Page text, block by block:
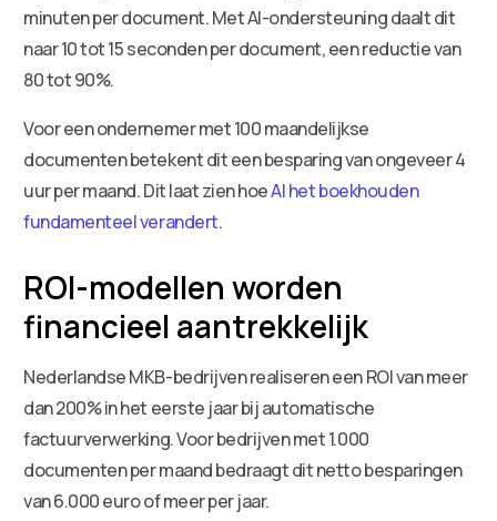
minuten per document. Met AI-ondersteuning daalt dit
naar 10 tot 15 seconden per document, een reductie van
80 tot 90%.
Voor een ondernemer met 100 maandelijkse
documenten betekent dit een besparing van ongeveer 4
uur per maand. Dit laat zien hoeAI het boekhouden
fundamenteel verandert.
ROI-modellen worden
financieel aantrekkelijk
Nederlandse MKB-bedrijven realiseren een ROI van meer
dan 200% in het eerste jaar bij automatische
factuurverwerking. Voor bedrijven met 1.000
documenten per maand bedraagt dit netto besparingen
van 6.000 euro of meer per jaar.